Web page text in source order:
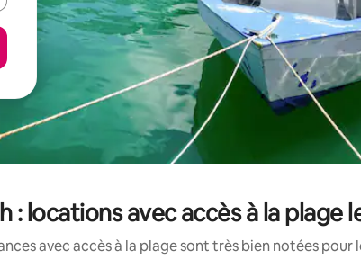
: locations avec accès à la plage
avec accès à la plage sont très bien notées